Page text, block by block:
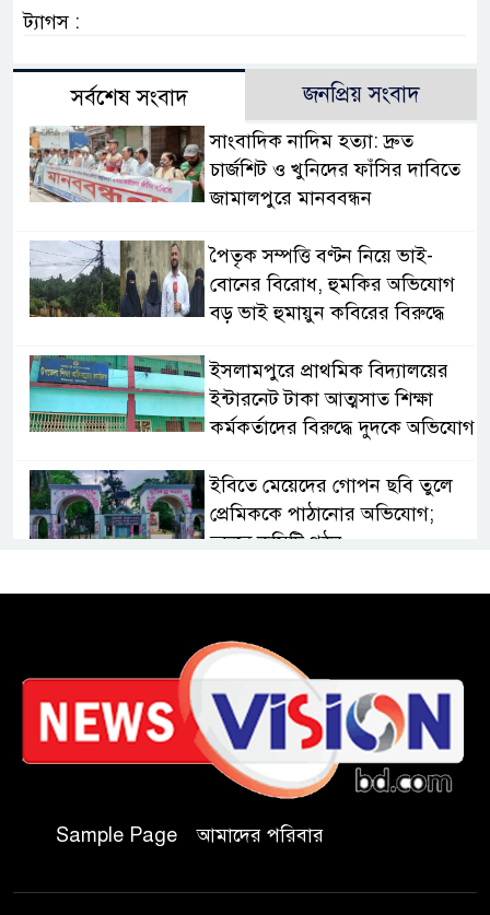
ট্যাগস :
সর্বশেষ সংবাদ জনপ্রিয় সংবাদ
সাংবাদিক নাদিম হত্যা: দ্রুত
চার্জশিট ও খুনিদের ফাঁসির দাবিতে
জামালপুরে মানববন্ধন
পৈতৃক সম্পত্তি বণ্টন নিয়ে ভাই-
বোনের বিরোধ, হুমকির অভিযোগ
বড় ভাই হুমায়ুন কবিরের বিরুদ্ধে
​ইসলামপুরে প্রাথমিক বিদ্যালয়ের
ইন্টারনেট টাকা আত্মসাত শিক্ষা
কর্মকর্তাদের বিরুদ্ধে দুদকে অভিযোগ
ইবিতে মেয়েদের গোপন ছবি তুলে
প্রেমিককে পাঠানোর অভিযোগ;
তদন্তে কমিটি গঠন
কুবিতে সেন্টার ফর জাকাত
১১ বিজিবির অভিযানে প্রায় ৯০
হাজার পিস বার্মিজ ইয়াবা উদ্ধার
চকরিয়ায় ফাঁসিয়াখালী সরকারি
প্রাথমিক বিদ্যালয়ের ম্যানেজিং
কমিটির সভাপতি নির্বাচিত মো.
Sample Page আমাদের পরিবার